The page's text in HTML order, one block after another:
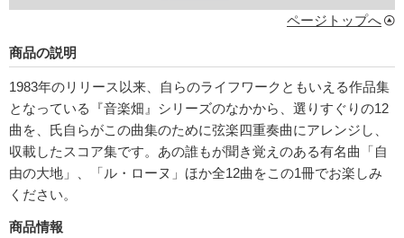
ページトップへ
商品の説明
1983年のリリース以来、自らのライフワークともいえる作品集
となっている『音楽畑』シリーズのなかから、選りすぐりの12
曲を、氏自らがこの曲集のために弦楽四重奏曲にアレンジし、
収載したスコア集です。あの誰もが聞き覚えのある有名曲「自
由の大地」、「ル・ローヌ」ほか全12曲をこの1冊でお楽しみ
ください。
商品情報